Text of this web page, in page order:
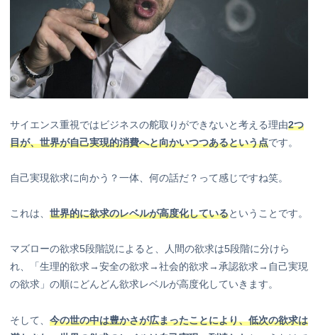
サイエンス重視ではビジネスの舵取りができないと考える理由2つ
目が、世界が自己実現的消費へと向かいつつあるという点です。
自己実現欲求に向かう？一体、何の話だ？って感じですね笑。
これは、 世界的に欲求のレベルが高度化しているということです。
マズローの欲求5段階説によると、人間の欲求は5段階に分けら
れ、「生理的欲求→安全の欲求→社会的欲求→承認欲求→自己実現
の欲求」の順にどんどん欲求レベルが高度化していきます。
そして、 今の世の中は豊かさが広まったことにより、低次の欲求は